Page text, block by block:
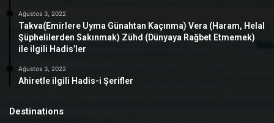
Ağustos 3, 2022
Takva(Emirlere Uyma Günahtan Kaçınma) Vera (Haram, Helal
Şüphelilerden Sakınmak) Zühd (Dünyaya Rağbet Etmemek)
ile ilgili Hadis’ler
Ağustos 3, 2022
Ahiretle ilgili Hadis-i Şerifler
Destinations